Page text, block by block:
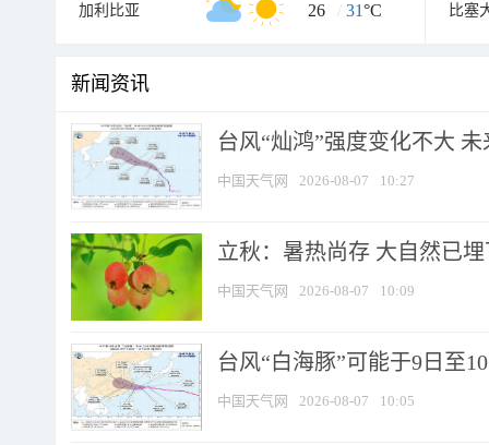
加利比亚 26 / 31°C 比塞
新闻资讯
台风“灿鸿”强度变化不大
中国天气网 2026-08-07 10:27
立秋：暑热尚存 大自然已
中国天气网 2026-08-07 10:09
台风“白海豚”可能于9日至
中国天气网 2026-08-07 10:05